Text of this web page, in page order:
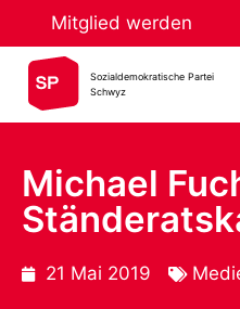
Mitglied werden
Sozialdemokratische Partei
Schwyz
Michael
21 Mai 2019